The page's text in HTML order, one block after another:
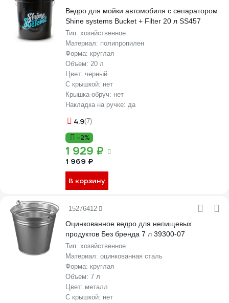
Ведро для мойки автомобиля c сепаратором
Shine systems Bucket + Filter 20 л SS457
Тип: хозяйственное
Материал: полипропилен
Форма: круглая
Объем: 20 л
Цвет: черный
С крышкой: нет
Крышка-обруч: нет
Накладка на ручке: да
4.9(7)
-2%
1 929 ₽
1 969 ₽
В корзину
15276412
Оцинкованное ведро для непищевых
продуктов Без бренда 7 л 39300-07
Тип: хозяйственное
Материал: оцинкованная сталь
Форма: круглая
Объем: 7 л
Цвет: металл
С крышкой: нет